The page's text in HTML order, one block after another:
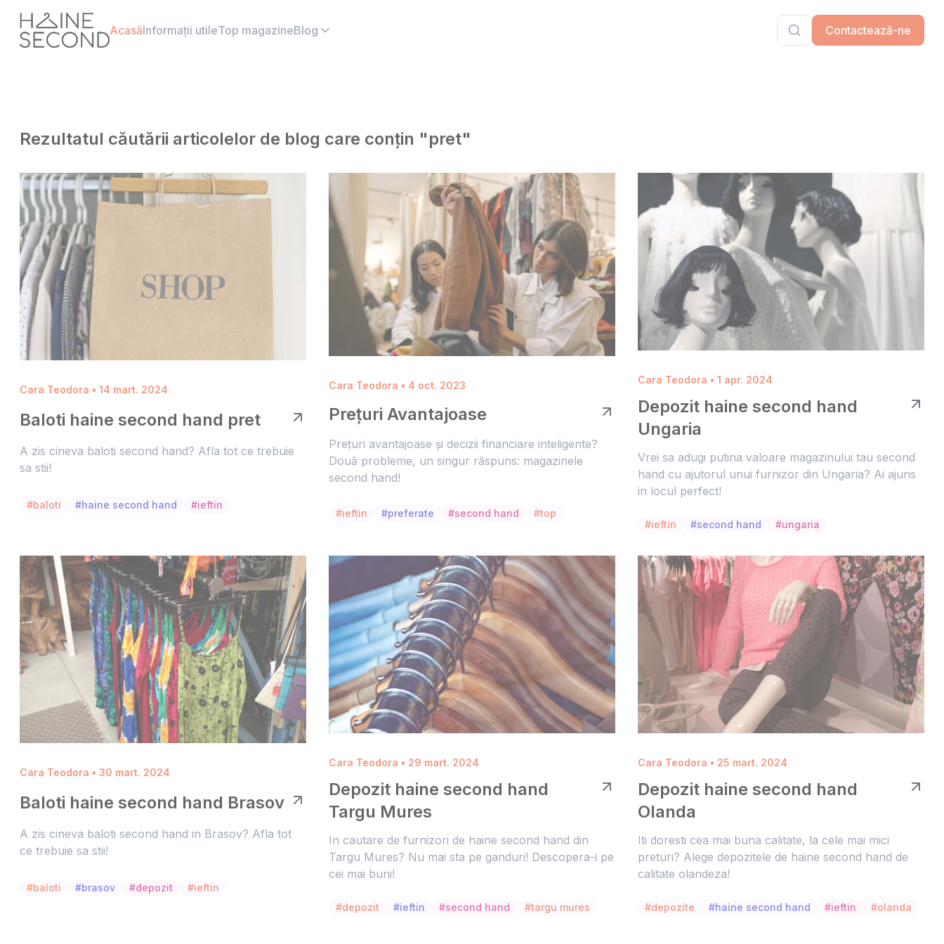
AcasăInformații utileTop magazineBlog Contactează-ne
Rezultatul căutării articolelor de blog care conțin "pret"
Cara Teodora • 14 mart. 2024
Baloti haine second hand pret
A zis cineva baloti second hand? Afla tot ce trebuie
sa stii!
#baloti #haine second hand #ieftin
Cara Teodora • 4 oct. 2023
Prețuri Avantajoase
Prețuri avantajoase și decizii financiare inteligente?
Două probleme, un singur răspuns: magazinele
second hand!
#ieftin #preferate #second hand #top
Cara Teodora • 1 apr. 2024
Depozit haine second hand
Ungaria
Vrei sa adugi putina valoare magazinului tau second
hand cu ajutorul unui furnizor din Ungaria? Ai ajuns
in locul perfect!
#ieftin #second hand #ungaria
Cara Teodora • 30 mart. 2024
Baloti haine second hand Brasov
A zis cineva baloti second hand in Brasov? Afla tot
ce trebuie sa stii!
#baloti #brasov #depozit #ieftin
Cara Teodora • 29 mart. 2024
Depozit haine second hand
Targu Mures
In cautare de furnizori de haine second hand din
Targu Mures? Nu mai sta pe ganduri! Descopera-i pe
cei mai buni!
#depozit #ieftin #second hand #targu mures
Cara Teodora • 25 mart. 2024
Depozit haine second hand
Olanda
Iti doresti cea mai buna calitate, la cele mai mici
preturi? Alege depozitele de haine second hand de
calitate olandeza!
#depozite #haine second hand #ieftin #olanda